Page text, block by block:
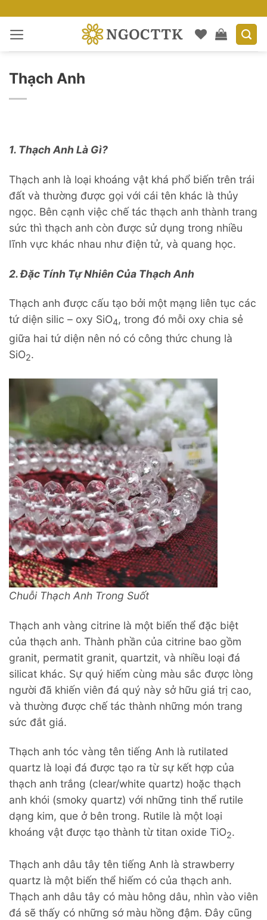
nội
dung
Thạch Anh
1. Thạch Anh Là Gì?
Thạch anh là loại khoáng vật khá phổ biến trên trái
đất và thường được gọi với cái tên khác là thủy
ngọc. Bên cạnh việc chế tác thạch anh thành trang
sức thì thạch anh còn được sử dụng trong nhiều
lĩnh vực khác nhau như điện tử, và quang học.
2. Đặc Tính Tự Nhiên Của Thạch Anh
Thạch anh được cấu tạo bởi một mạng liên tục các
tứ diện silic – oxy SiO4, trong đó mỗi oxy chia sẻ
giữa hai tứ diện nên nó có công thức chung là
SiO2.
Chuỗi Thạch Anh Trong Suốt
Thạch anh vàng citrine là một biến thể đặc biệt
của thạch anh. Thành phần của citrine bao gồm
granit, permatit granit, quartzit, và nhiều loại đá
silicat khác. Sự quý hiếm cùng màu sắc được lòng
người đã khiến viên đá quý này sở hữu giá trị cao,
và thường được chế tác thành những món trang
sức đắt giá.
Thạch anh tóc vàng tên tiếng Anh là rutilated
quartz là loại đá được tạo ra từ sự kết hợp của
thạch anh trắng (clear/white quartz) hoặc thạch
anh khói (smoky quartz) với những tinh thể rutile
dạng kim, que ở bên trong. Rutile là một loại
khoáng vật được tạo thành từ titan oxide TiO2.
Thạch anh dâu tây tên tiếng Anh là strawberry
quartz là một biến thể hiếm có của thạch anh.
Thạch anh dâu tây có màu hông dâu, nhìn vào viên
đá sẽ thấy có những sớ màu hồng đậm. Đây cũng